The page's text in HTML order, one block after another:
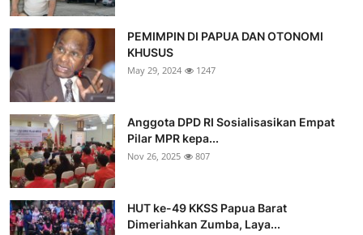
Politik
Hukum
Opini
Parlementaria
PEMIMPIN DI PAPUA DAN OTONOMI
KHUSUS
May 29, 2024 1247
Anggota DPD RI Sosialisasikan Empat
Pilar MPR kepa...
Nov 26, 2025 807
HUT ke-49 KKSS Papua Barat
Dimeriahkan Zumba, Laya...